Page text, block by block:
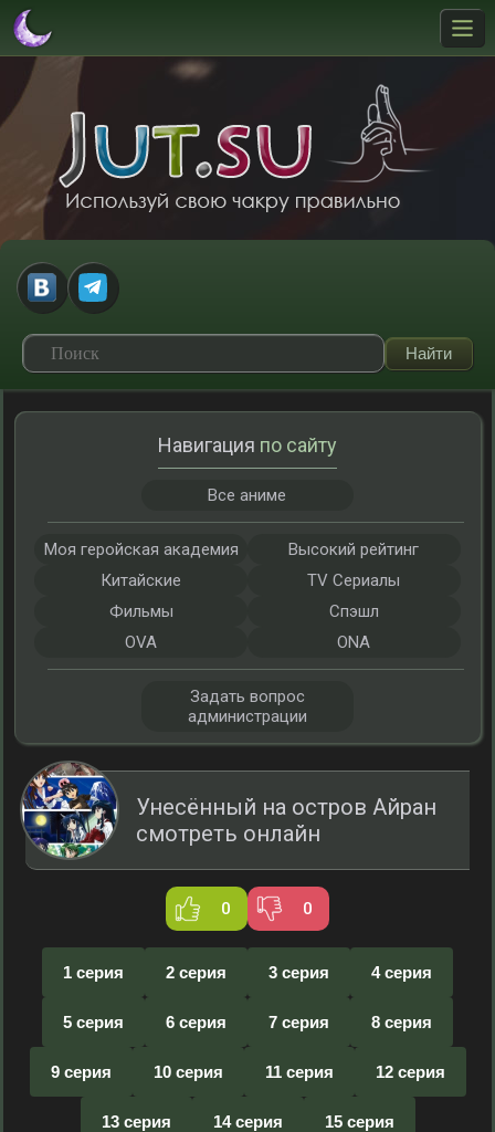
Унесённый на остров Айран
смотреть онлайн
0 0
1 серия 2 серия 3 серия 4 серия
5 серия 6 серия 7 серия 8 серия
9 серия 10 серия 11 серия 12 серия
13 серия 14 серия 15 серия
Навигация по сайту
Все аниме
Моя геройская академия
Высокий рейтинг
Китайские
TV Сериалы
Фильмы
Спэшл
OVA
ONA
Задать вопрос
администрации